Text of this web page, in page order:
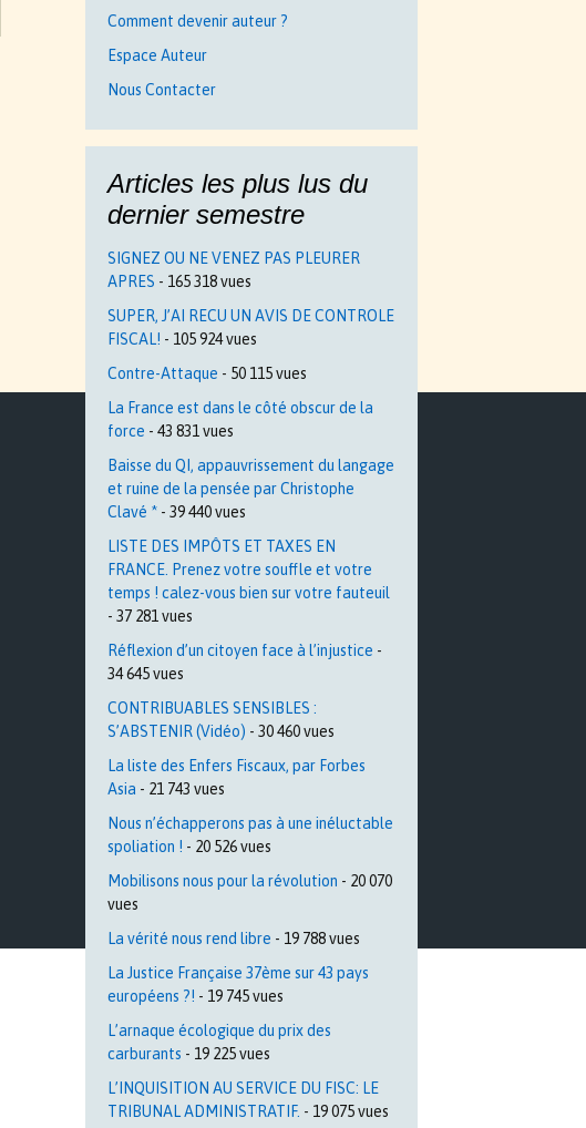
Comment devenir auteur ?
Espace Auteur
Nous Contacter
Articles les plus lus du
dernier semestre
SIGNEZ OU NE VENEZ PAS PLEURER
APRES - 165 318 vues
SUPER, J’AI RECU UN AVIS DE CONTROLE
FISCAL! - 105 924 vues
Contre-Attaque - 50 115 vues
La France est dans le côté obscur de la
force - 43 831 vues
Baisse du QI, appauvrissement du langage
et ruine de la pensée par Christophe
Clavé * - 39 440 vues
LISTE DES IMPÔTS ET TAXES EN
FRANCE. Prenez votre souffle et votre
temps ! calez-vous bien sur votre fauteuil
- 37 281 vues
Réflexion d’un citoyen face à l’injustice -
34 645 vues
CONTRIBUABLES SENSIBLES :
S’ABSTENIR (Vidéo) - 30 460 vues
La liste des Enfers Fiscaux, par Forbes
Asia - 21 743 vues
Nous n’échapperons pas à une inéluctable
spoliation ! - 20 526 vues
Mobilisons nous pour la révolution - 20 070
vues
La vérité nous rend libre - 19 788 vues
La Justice Française 37ème sur 43 pays
européens ?! - 19 745 vues
L’arnaque écologique du prix des
carburants - 19 225 vues
L’INQUISITION AU SERVICE DU FISC: LE
TRIBUNAL ADMINISTRATIF. - 19 075 vues